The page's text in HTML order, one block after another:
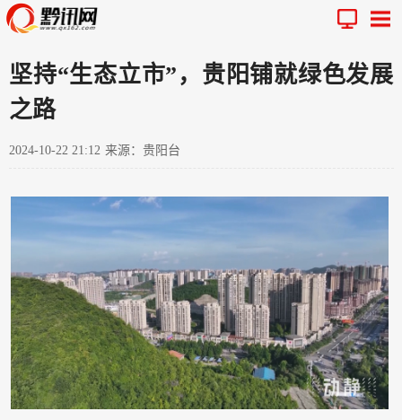
坚持“生态立市”，贵阳铺就绿色发展
之路
2024-10-22 21:12 来源：贵阳台